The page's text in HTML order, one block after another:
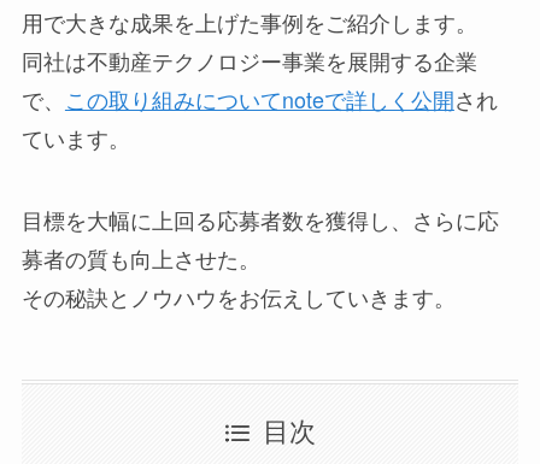
用で大きな成果を上げた事例をご紹介します。
同社は不動産テクノロジー事業を展開する企業
で、 この取り組みについてnoteで詳しく公開され
ています。
目標を大幅に上回る応募者数を獲得し、さらに応
募者の質も向上させた。
その秘訣とノウハウをお伝えしていきます。
目次